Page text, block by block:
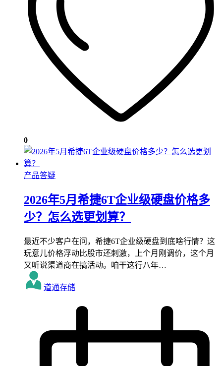
0
产品答疑
2026年5月希捷6T企业级硬盘价格多
少？怎么选更划算？
最近不少客户在问，希捷6T企业级硬盘到底啥行情？这
玩意儿价格浮动比股市还刺激，上个月刚调价，这个月
又听说渠道商在搞活动。咱干这行八年…
道通存储